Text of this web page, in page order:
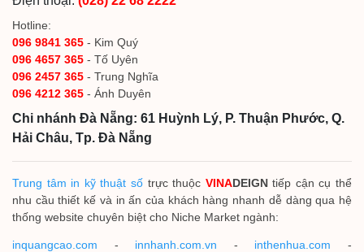
Hotline:
096 9841 365 - Kim Quý
096 4657 365 - Tố Uyên
096 2457 365 - Trung Nghĩa
096 4212 365 - Ánh Duyên
Chi nhánh Đà Nẵng: 61 Huỳnh Lý, P. Thuận Phước, Q.
Hải Châu, Tp. Đà Nẵng
Trung tâm in kỹ thuật sốtrực thuộc VINADEIGNtiếp cận cụ thể
nhu cầu thiết kế và in ấn của khách hàng nhanh dễ dàng qua hệ
thống website chuyên biệt cho Niche Market ngành:
inquangcao.com - innhanh.com.vn - inthenhua.com -